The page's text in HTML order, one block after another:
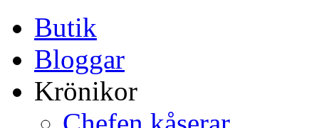
Butik
Bloggar
Krönikor